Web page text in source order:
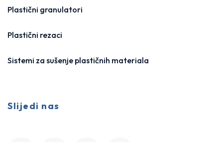
Plastični granulatori
Plastični rezaci
Sistemi za sušenje plastičnih materiala
Slijedi nas